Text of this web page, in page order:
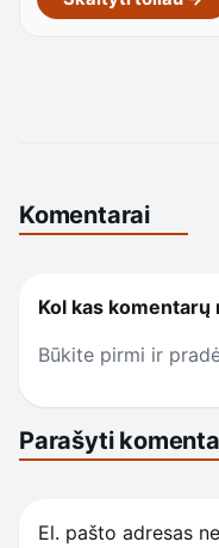
Komentarai
Kol kas komentarų
Būkite pirmi ir
Parašyti
El. pašto adresas